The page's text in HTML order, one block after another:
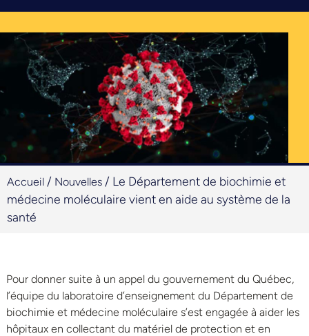
Accueil / Nouvelles / Le Département de biochimie et
médecine moléculaire vient en aide au système de la
santé
Pour donner suite à un appel du gouvernement du Québec,
l’équipe du laboratoire d’enseignement du Département de
biochimie et médecine moléculaire s’est engagée à aider les
hôpitaux en collectant du matériel de protection et en